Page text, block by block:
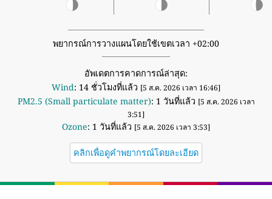
พยากรณ์การวางแผนโดยใช้เขตเวลา +02:00
อัพเดตการคาดการณ์ล่าสุด:
Wind: 14 ชั่วโมงที่แล้ว [5 ส.ค. 2026 เวลา 16:46]
PM2.5 (Small particulate matter): 1 วันที่แล้ว [5 ส.ค. 2026 เวลา
3:51]
Ozone: 1 วันที่แล้ว [5 ส.ค. 2026 เวลา 3:53]
คลิกเพื่อดูคำพยากรณ์โดยละเอียด